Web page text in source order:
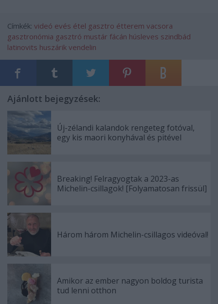
Címkék: videó evés étel gasztro étterem vacsora
gasztronómia gasztró mustár fácán húsleves szindbád
latinovits huszárik vendelin
Ajánlott bejegyzések:
Új-zélandi kalandok rengeteg fotóval,
egy kis maori konyhával és pitével
Breaking! Felragyogtak a 2023-as
Michelin-csillagok! [Folyamatosan frissül]
Három három Michelin-csillagos videóval!
Amikor az ember nagyon boldog turista
tud lenni otthon